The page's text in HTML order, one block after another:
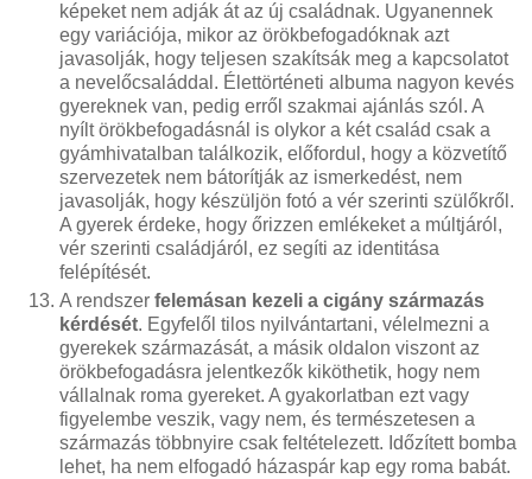
képeket nem adják át az új családnak. Ugyanennek
egy variációja, mikor az örökbefogadóknak azt
javasolják, hogy teljesen szakítsák meg a kapcsolatot
a nevelőcsaláddal. Élettörténeti albuma nagyon kevés
gyereknek van, pedig erről szakmai ajánlás szól. A
nyílt örökbefogadásnál is olykor a két család csak a
gyámhivatalban találkozik, előfordul, hogy a közvetítő
szervezetek nem bátorítják az ismerkedést, nem
javasolják, hogy készüljön fotó a vér szerinti szülőkről.
A gyerek érdeke, hogy őrizzen emlékeket a múltjáról,
vér szerinti családjáról, ez segíti az identitása
felépítését.
A rendszer felemásan kezeli a cigány származás
kérdését. Egyfelől tilos nyilvántartani, vélelmezni a
gyerekek származását, a másik oldalon viszont az
örökbefogadásra jelentkezők kiköthetik, hogy nem
vállalnak roma gyereket. A gyakorlatban ezt vagy
figyelembe veszik, vagy nem, és természetesen a
származás többnyire csak feltételezett. Időzített bomba
lehet, ha nem elfogadó házaspár kap egy roma babát.